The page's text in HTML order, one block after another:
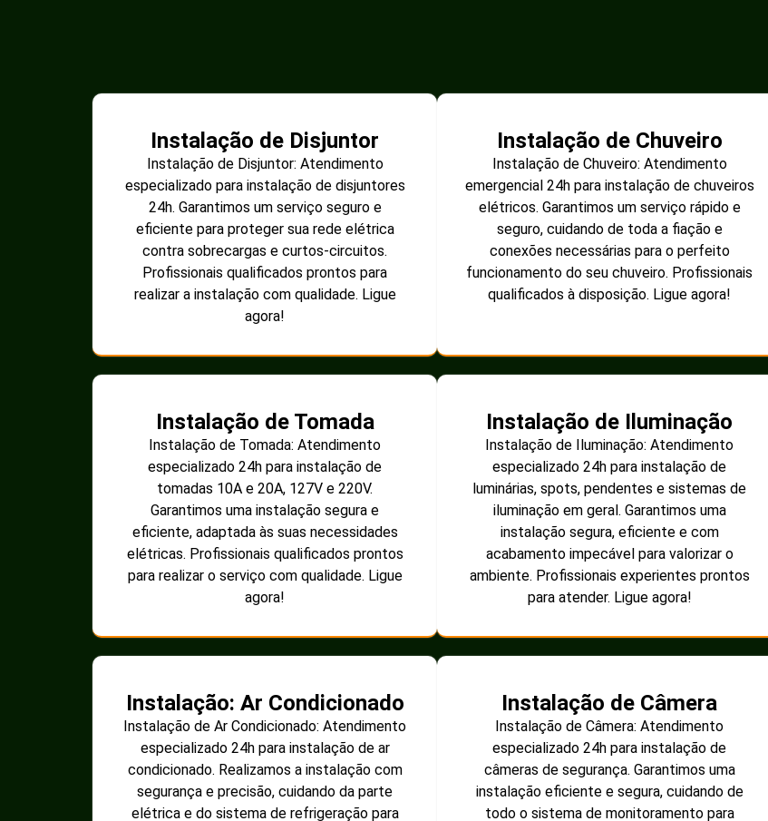
Instalação de Disjuntor
Instalação de Disjuntor: Atendimento
especializado para instalação de disjuntores
24h. Garantimos um serviço seguro e
eficiente para proteger sua rede elétrica
contra sobrecargas e curtos-circuitos.
Profissionais qualificados prontos para
realizar a instalação com qualidade. Ligue
agora!
Instalação de Chuveiro
Instalação de Chuveiro: Atendimento
emergencial 24h para instalação de chuveiros
elétricos. Garantimos um serviço rápido e
seguro, cuidando de toda a fiação e
conexões necessárias para o perfeito
funcionamento do seu chuveiro. Profissionais
qualificados à disposição. Ligue agora!
Instalação de Tomada
Instalação de Tomada: Atendimento
especializado 24h para instalação de
tomadas 10A e 20A, 127V e 220V.
Garantimos uma instalação segura e
eficiente, adaptada às suas necessidades
elétricas. Profissionais qualificados prontos
para realizar o serviço com qualidade. Ligue
agora!
Instalação de Iluminação
Instalação de Iluminação: Atendimento
especializado 24h para instalação de
luminárias, spots, pendentes e sistemas de
iluminação em geral. Garantimos uma
instalação segura, eficiente e com
acabamento impecável para valorizar o
ambiente. Profissionais experientes prontos
para atender. Ligue agora!
Instalação: Ar Condicionado
Instalação de Ar Condicionado: Atendimento
especializado 24h para instalação de ar
condicionado. Realizamos a instalação com
segurança e precisão, cuidando da parte
elétrica e do sistema de refrigeração para
Instalação de Câmera
Instalação de Câmera: Atendimento
especializado 24h para instalação de
câmeras de segurança. Garantimos uma
instalação eficiente e segura, cuidando de
todo o sistema de monitoramento para